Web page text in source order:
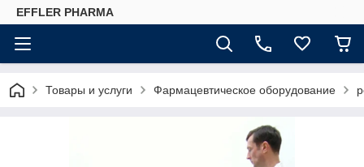
EFFLER PHARMA
Товары и услуги Фармацевтическое оборудование